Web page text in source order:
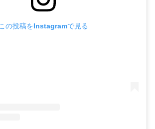
この投稿をInstagramで見る